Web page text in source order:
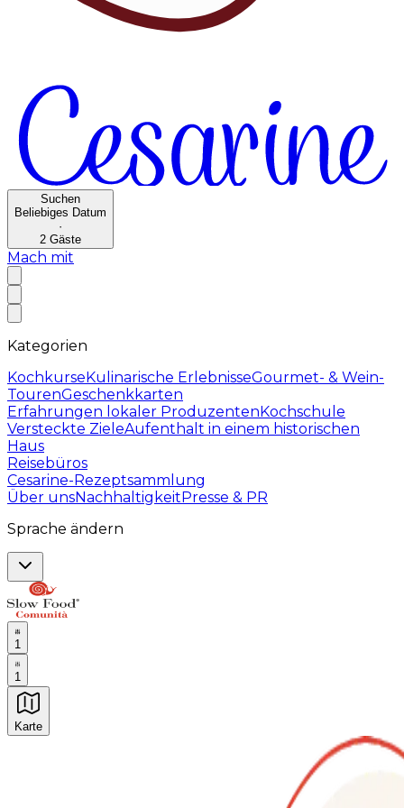
Suchen
Beliebiges Datum
·
2 Gäste
Mach mit
Kategorien
KochkurseKulinarische ErlebnisseGourmet- & Wein-
TourenGeschenkkarten
Erfahrungen lokaler ProduzentenKochschule
Versteckte ZieleAufenthalt in einem historischen
Haus
Reisebüros
Cesarine-Rezeptsammlung
Über unsNachhaltigkeitPresse & PR
Sprache ändern
1
1
Karte
Unvergessliche kulinarische Erlebnisse: